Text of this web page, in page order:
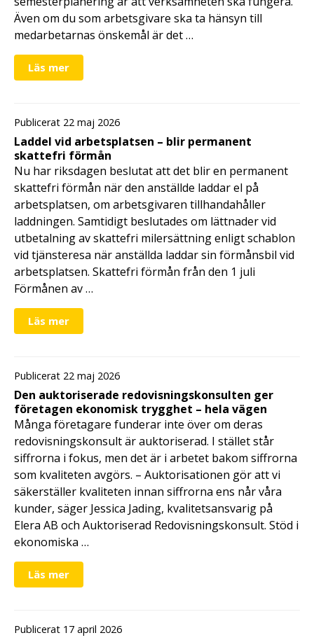
Även om du som arbetsgivare ska ta hänsyn till
medarbetarnas önskemål är det …
Läs mer
Publicerat 22 maj 2026
Laddel vid arbetsplatsen – blir permanent
skattefri förmån
Nu har riksdagen beslutat att det blir en permanent
skattefri förmån när den anställde laddar el på
arbetsplatsen, om arbetsgivaren tillhandahåller
laddningen. Samtidigt beslutades om lättnader vid
utbetalning av skattefri milersättning enligt schablon
vid tjänsteresa när anställda laddar sin förmånsbil vid
arbetsplatsen. Skattefri förmån från den 1 juli
Förmånen av …
Läs mer
Publicerat 22 maj 2026
Den auktoriserade redovisningskonsulten ger
företagen ekonomisk trygghet – hela vägen
Många företagare funderar inte över om deras
redovisningskonsult är auktoriserad. I stället står
siffrorna i fokus, men det är i arbetet bakom siffrorna
som kvaliteten avgörs. – Auktorisationen gör att vi
säkerställer kvaliteten innan siffrorna ens når våra
kunder, säger Jessica Jading, kvalitetsansvarig på
Elera AB och Auktoriserad Redovisningskonsult. Stöd i
ekonomiska …
Läs mer
Publicerat 17 april 2026